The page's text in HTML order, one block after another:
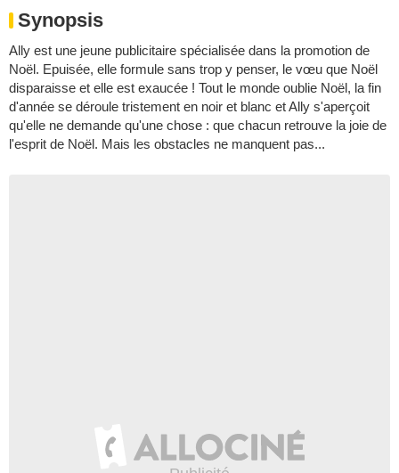
Synopsis
Ally est une jeune publicitaire spécialisée dans la promotion de
Noël. Epuisée, elle formule sans trop y penser, le vœu que Noël
disparaisse et elle est exaucée ! Tout le monde oublie Noël, la fin
d'année se déroule tristement en noir et blanc et Ally s'aperçoit
qu'elle ne demande qu'une chose : que chacun retrouve la joie de
l'esprit de Noël. Mais les obstacles ne manquent pas...